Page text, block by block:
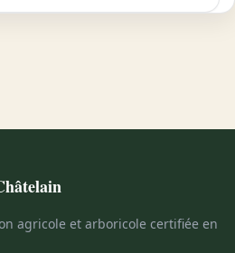
agricole et arboricole certifiée en